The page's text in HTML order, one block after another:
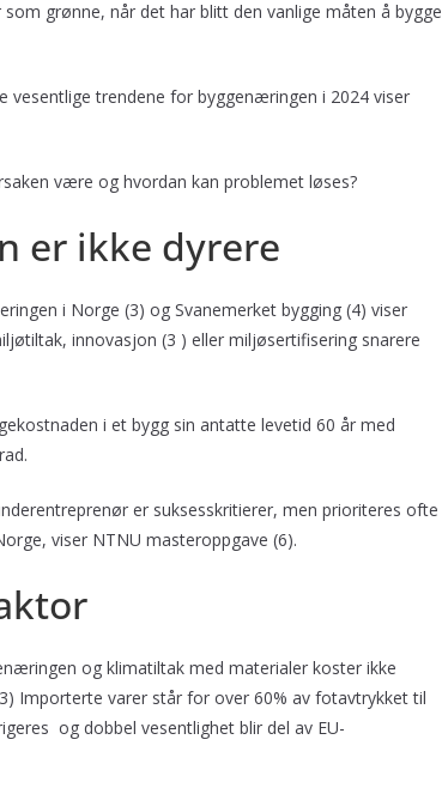
grønne, når det har blitt den vanlige måten å bygge
trendene for byggenæringen i 2024 viser
være og hvordan kan problemet løses?
er ikke dyrere
i Norge (3) og Svanemerket bygging (4) viser
innovasjon (3 ) eller miljøsertifisering snarere
i et bygg sin antatte levetid 60 år med
er suksesskritierer, men prioriteres ofte
viser NTNU masteroppgave (6).
og klimatiltak med materialer koster ikke
Importerte varer står for over 60% av fotavtrykket til
og dobbel vesentlighet blir del av EU-